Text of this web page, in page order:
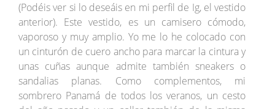
(Podéis ver si lo deseáis en mi perfil de Ig, el vestido
anterior). Este vestido, es un camisero cómodo,
vaporoso y muy amplio. Yo me lo he colocado con
un cinturón de cuero ancho para marcar la cintura y
unas cuñas aunque admite también sneakers o
sandalias planas. Como complementos, mi
sombrero Panamá de todos los veranos, un cesto